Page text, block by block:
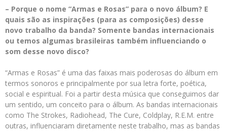
– Porque o nome “Armas e Rosas” para o novo álbum? E
quais são as inspirações (para as composições) desse
novo trabalho da banda? Somente bandas internacionais
ou temos algumas brasileiras também influenciando o
som desse novo disco?
“Armas e Rosas” é uma das faixas mais poderosas do álbum em
termos sonoros e principalmente por sua letra forte, poética,
social e espiritual. Foi a partir desta música que conseguimos dar
um sentido, um conceito para o álbum. As bandas internacionais
como The Strokes, Radiohead, The Cure, Coldplay, R.E.M. entre
outras, influenciaram diretamente neste trabalho, mas as bandas